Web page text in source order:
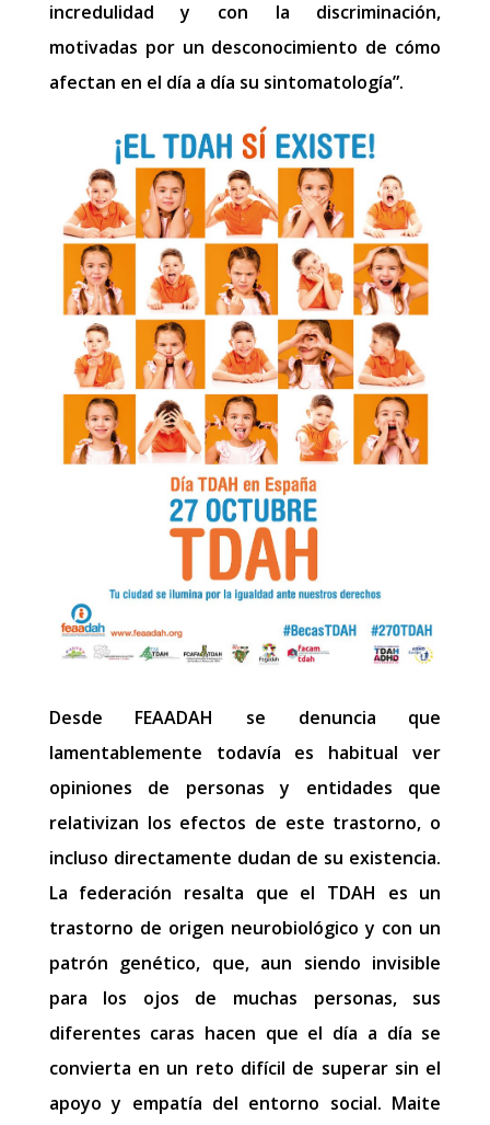
incredulidad y con la discriminación,
motivadas por un desconocimiento de cómo
afectan en el día a día su sintomatología”.
Desde FEAADAH se denuncia que
lamentablemente todavía es habitual ver
opiniones de personas y entidades que
relativizan los efectos de este trastorno, o
incluso directamente dudan de su existencia.
La federación resalta que el TDAH es un
trastorno de origen neurobiológico y con un
patrón genético, que, aun siendo invisible
para los ojos de muchas personas, sus
diferentes caras hacen que el día a día se
convierta en un reto difícil de superar sin el
apoyo y empatía del entorno social. Maite